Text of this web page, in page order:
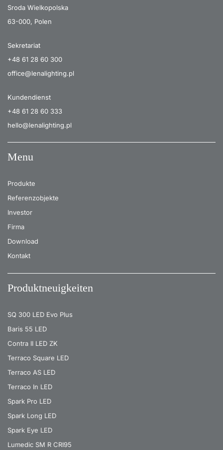
Sroda Wielkopolska
63-000, Polen
Sekretariat
+48 61 28 60 300
office@lenalighting.pl
Kundendienst
+48 61 28 60 333
hello@lenalighting.pl
Menu
Produkte
Referenzobjekte
Investor
Firma
Download
Kontakt
Produktneuigkeiten
SQ 300 LED Evo Plus
Baris 55 LED
Contra II LED ZK
Terraco Square LED
Terraco AS LED
Terraco In LED
Spark Pro LED
Spark Long LED
Spark Eye LED
Lumedic SM R CRI95